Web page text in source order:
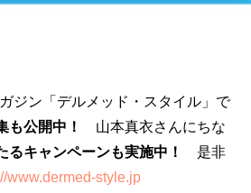
ジン「デルメッド・スタイル」で
も公開中！
山本真衣さんにちな
るキャンペーンも実施中！
是非
www.dermed-style.jp